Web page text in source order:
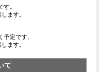
。
ます。
定です。
ます。
て